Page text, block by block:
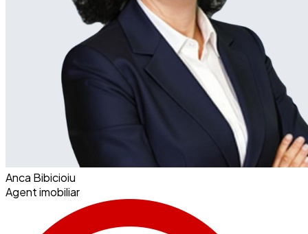
Anca Bibicioiu
Agent imobiliar